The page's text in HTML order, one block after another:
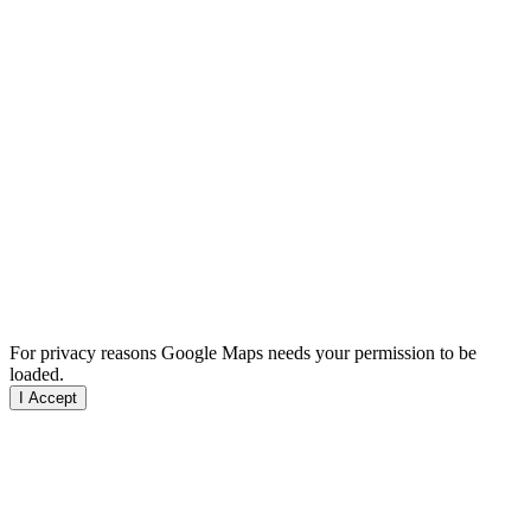
For privacy reasons Google Maps needs your permission to be
loaded.
I Accept